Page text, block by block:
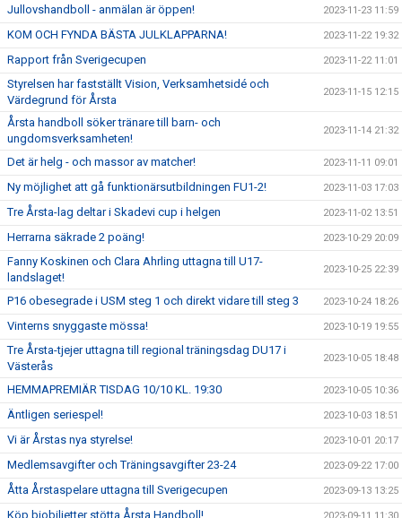
Jullovshandboll - anmälan är öppen! 2023-11-23 11:59
KOM OCH FYNDA BÄSTA JULKLAPPARNA! 2023-11-22 19:32
Rapport från Sverigecupen 2023-11-22 11:01
Styrelsen har fastställt Vision, Verksamhetsidé och
Värdegrund för Årsta
2023-11-15 12:15
Årsta handboll söker tränare till barn- och
ungdomsverksamheten!
2023-11-14 21:32
Det är helg - och massor av matcher! 2023-11-11 09:01
Ny möjlighet att gå funktionärsutbildningen FU1-2! 2023-11-03 17:03
Tre Årsta-lag deltar i Skadevi cup i helgen 2023-11-02 13:51
Herrarna säkrade 2 poäng! 2023-10-29 20:09
Fanny Koskinen och Clara Ahrling uttagna till U17-
landslaget!
2023-10-25 22:39
P16 obesegrade i USM steg 1 och direkt vidare till steg 3 2023-10-24 18:26
Vinterns snyggaste mössa! 2023-10-19 19:55
Tre Årsta-tjejer uttagna till regional träningsdag DU17 i
Västerås
2023-10-05 18:48
HEMMAPREMIÄR TISDAG 10/10 KL. 19:30 2023-10-05 10:36
Äntligen seriespel! 2023-10-03 18:51
Vi är Årstas nya styrelse! 2023-10-01 20:17
Medlemsavgifter och Träningsavgifter 23-24 2023-09-22 17:00
Åtta Årstaspelare uttagna till Sverigecupen 2023-09-13 13:25
Köp biobiljetter stötta Årsta Handboll! 2023-09-11 11:30